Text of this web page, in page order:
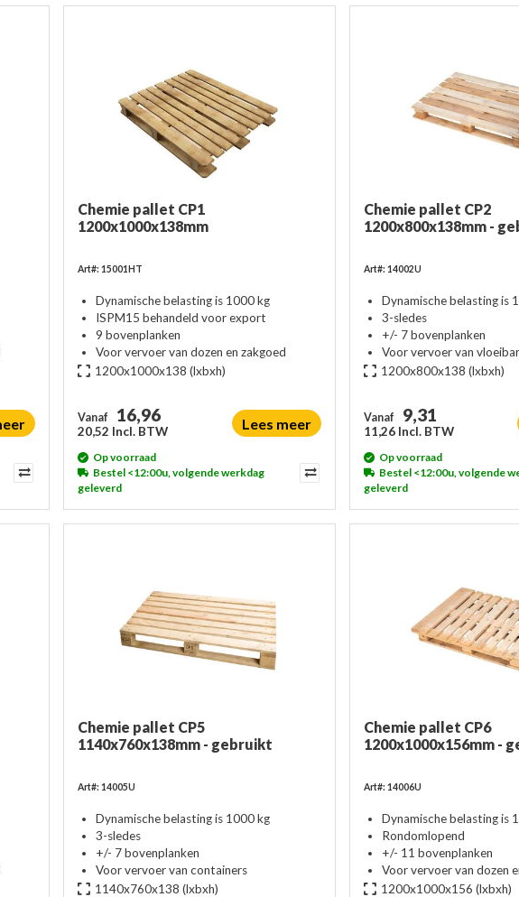
Chemie pallet CP1
1200x1000x138mm
Art#: 15001HT
Dynamische belasting is 1000 kg
ISPM15 behandeld voor export
9 bovenplanken
Voor vervoer van dozen en zakgoed
1200x1000x138 (lxbxh)
Vanaf 16,96
20,52 Incl. BTW Lees meer
Op voorraad
Bestel <12:00u, volgende werkdag
geleverd
Chemie pallet CP2
1200x800x138mm -
Art#: 14002U
Dynamische belasting is
3-sledes
+/- 7 bovenplanken
Voor vervoer van
1200x800x138 (lxbxh)
Vanaf 9,31
11,26 Incl. BTW
Op voorraad
Bestel <12:00u, volgende
geleverd
Chemie pallet CP5
1140x760x138mm - gebruikt
Art#: 14005U
Dynamische belasting is 1000 kg
3-sledes
+/- 7 bovenplanken
Voor vervoer van containers
1140x760x138 (lxbxh)
Chemie pallet CP6
1200x1000x156mm -
Art#: 14006U
Dynamische belasting is
Rondomlopend
+/- 11 bovenplanken
Voor vervoer van dozen
1200x1000x156 (lxbxh)